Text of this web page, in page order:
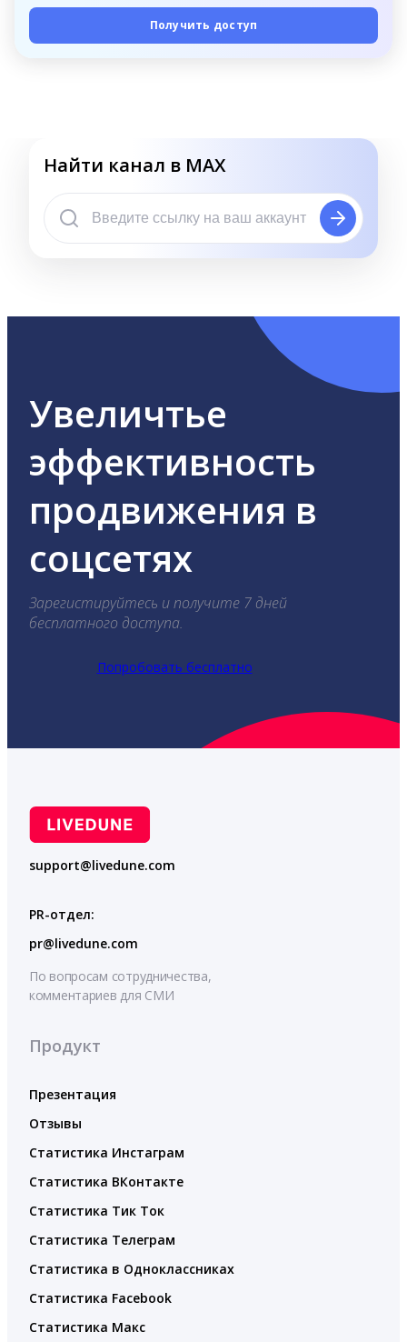
Получить доступ
Найти канал в MAX
Увеличтье
эффективность
продвижения в
соцсетях
Зарегистируйтесь и получите 7 дней
бесплатного доступа.
Попробовать бесплатно
support@livedune.com
PR-отдел:
pr@livedune.com
По вопросам сотрудничества,
комментариев для СМИ
Продукт
Презентация
Отзывы
Статистика Инстаграм
Статистика ВКонтакте
Статистика Тик Ток
Статистика Телеграм
Статистика в Одноклассниках
Статистика Facebook
Статистика Макс